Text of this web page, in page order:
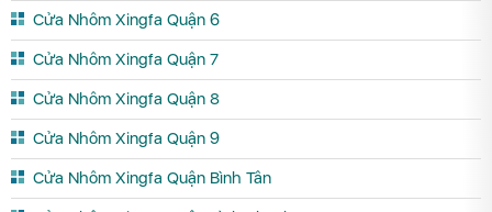
Cửa Nhôm Xingfa Quận 6
Cửa Nhôm Xingfa Quận 7
Cửa Nhôm Xingfa Quận 8
Cửa Nhôm Xingfa Quận 9
Cửa Nhôm Xingfa Quận Bình Tân